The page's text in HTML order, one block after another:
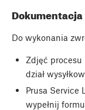
Dokumentacja
Do wykonania
Zdjęć procesu
dział
Prusa Service
wypełnij